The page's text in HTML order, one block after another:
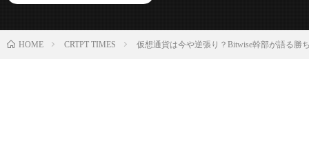
HOME CRTPT TIMES 仮想通貨は今や逆張り？Bitwise幹部が語る勝